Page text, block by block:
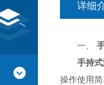
详细
一、
手持
操作使用